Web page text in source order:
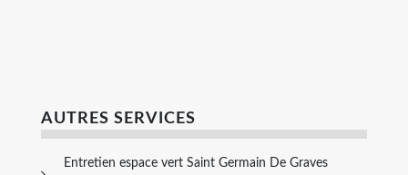
AUTRES SERVICES
Entretien espace vert Saint Germain De Graves